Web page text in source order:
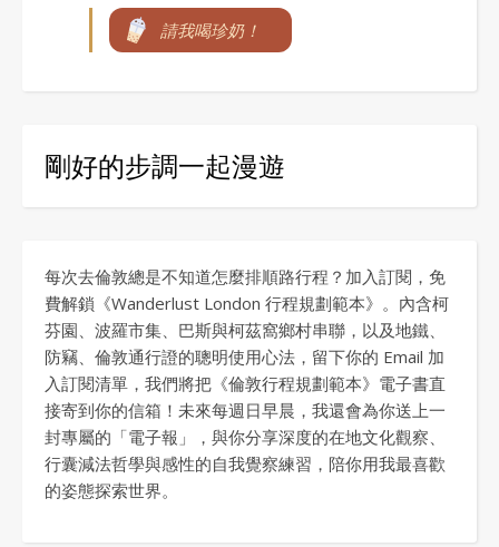
請我喝珍奶！
剛好的步調一起漫遊
每次去倫敦總是不知道怎麼排順路行程？加入訂閱，免
費解鎖《Wanderlust London 行程規劃範本》。內含柯
芬園、波羅市集、巴斯與柯茲窩鄉村串聯，以及地鐵、
防竊、倫敦通行證的聰明使用心法，留下你的 Email 加
入訂閱清單，我們將把《倫敦行程規劃範本》電子書直
接寄到你的信箱！未來每週日早晨，我還會為你送上一
封專屬的「電子報」，與你分享深度的在地文化觀察、
行囊減法哲學與感性的自我覺察練習，陪你用我最喜歡
的姿態探索世界。